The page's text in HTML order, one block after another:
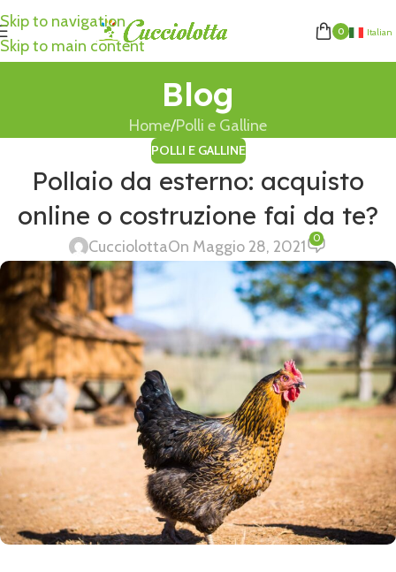
Skip to navigation
Skip to main content
0 Italian
Blog
Home Polli e Galline
POLLI E GALLINE
Pollaio da esterno: acquisto
online o costruzione fai da te?
CucciolottaOn Maggio 28, 2021 0